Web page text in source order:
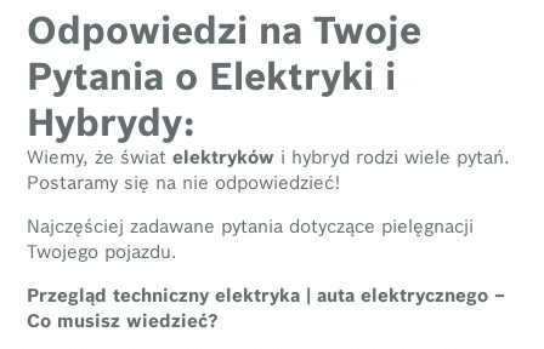
Odpowiedzi na Twoje
Pytania o Elektryki i
Hybrydy:
Wiemy, że świat elektryków i hybryd rodzi wiele pytań.
Postaramy się na nie odpowiedzieć!
Najczęściej zadawane pytania dotyczące pielęgnacji
Twojego pojazdu.
Przegląd techniczny elektryka | auta elektrycznego –
Co musisz wiedzieć?